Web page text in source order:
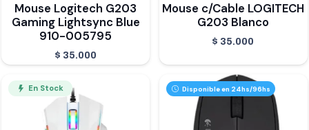
Mouse Logitech G203
Gaming Lightsync Blue
910-005795
$ 35.000
Mouse c/Cable LOGITECH
G203 Blanco
$ 35.000
En Stock Disponible en 24hs/96hs